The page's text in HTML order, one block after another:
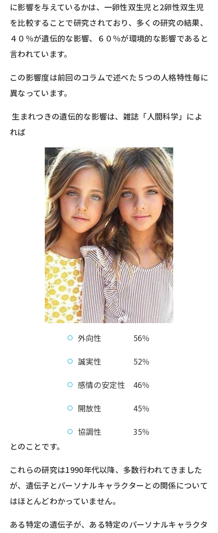
に影響を与えているかは、一卵性双生児と2卵性双生児
を比較することで研究されており、多くの研究の結果、
４０％が遺伝的な影響、６０％が環境的な影響であると
言われています。
この影響度は前回のコラムで述べた５つの人格特性毎に
異なっています。
生まれつきの遺伝的な影響は、雑誌「人間科学」によ
れば
外向性 56％
誠実性 52％
感情の安定性 46％
開放性 45％
協調性 35％
とのことです。
これらの研究は1990年代以降、多数行われてきました
が、遺伝子とパーソナルキャラクターとの関係について
はほとんどわかっていません。
ある特定の遺伝子が、ある特定のパーソナルキャラクタ